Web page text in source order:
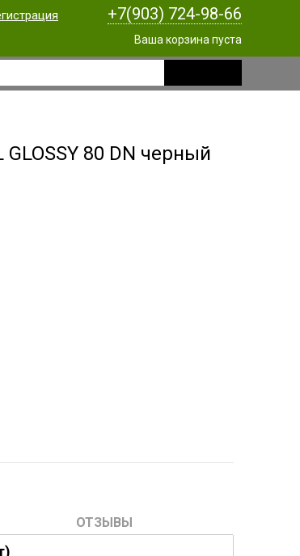
+7(903) 724-98-66
Ваша корзина пуста
80 DN черный
ОТЗЫВЫ